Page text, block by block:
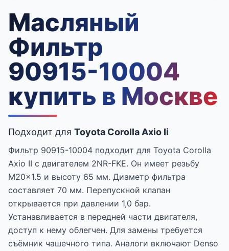
Масляный
Фильтр
90915-10004
купить в Москве
Подходит для Toyota Corolla Axio Ii
Фильтр 90915-10004 подходит для Toyota Corolla
Axio II с двигателем 2NR-FKE. Он имеет резьбу
M20x1.5 и высоту 65 мм. Диаметр фильтра
составляет 70 мм. Перепускной клапан
открывается при давлении 1,0 бар.
Устанавливается в передней части двигателя,
доступ к нему облегчен. Для замены требуется
съёмник чашечного типа. Аналоги включают Denso